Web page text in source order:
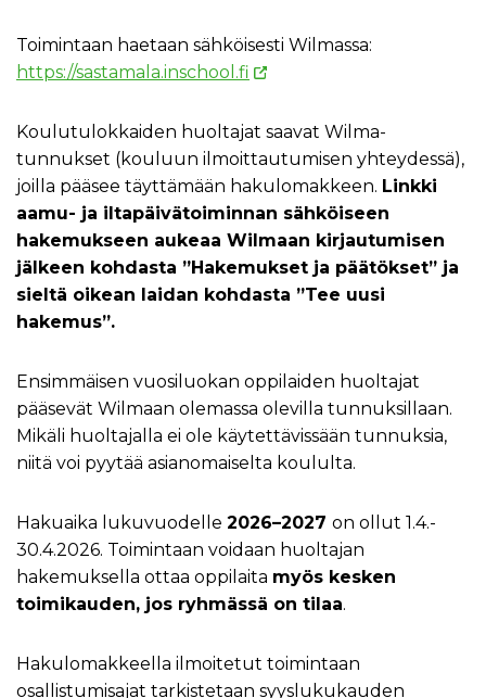
Toimintaan haetaan sähköisesti Wilmassa:
https://sastamala.inschool.fi
Koulutulokkaiden huoltajat saavat Wilma-
tunnukset (kouluun ilmoittautumisen yhteydessä),
joilla pääsee täyttämään hakulomakkeen. Linkki
aamu- ja iltapäivätoiminnan sähköiseen
hakemukseen aukeaa Wilmaan kirjautumisen
jälkeen kohdasta ”Hakemukset ja päätökset” ja
sieltä oikean laidan kohdasta ”Tee uusi
hakemus”.
Ensimmäisen vuosiluokan oppilaiden huoltajat
pääsevät Wilmaan olemassa olevilla tunnuksillaan.
Mikäli huoltajalla ei ole käytettävissään tunnuksia,
niitä voi pyytää asianomaiselta koululta.
Hakuaika lukuvuodelle 2026–2027 on ollut 1.4.-
30.4.2026. Toimintaan voidaan huoltajan
hakemuksella ottaa oppilaita myös kesken
toimikauden, jos ryhmässä on tilaa.
Hakulomakkeella ilmoitetut toimintaan
osallistumisajat tarkistetaan syyslukukauden